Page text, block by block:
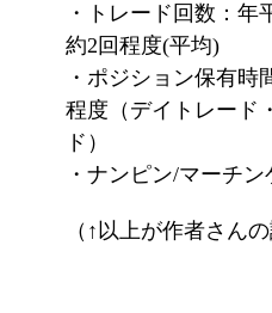
・トレード回数：年
約2回程度(平均)
・ポジション保有時
程度（デイトレード
ド）
・ナンピン/マーチ
（↑以上が作者さん